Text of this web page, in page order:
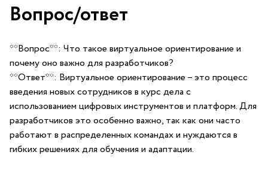
Вопрос/ответ
**Вопрос**: Что такое виртуальное ориентирование и⁣
почему оно важно для разработчиков?
**Ответ**: Виртуальное ориентирование – это процесс​
введения новых сотрудников в курс дела с
использованием цифровых ⁣инструментов и платформ. Для
‌разработчиков это особенно важно, так как они часто
работают в распределенных командах и нуждаются в
гибких решениях для обучения и адаптации.